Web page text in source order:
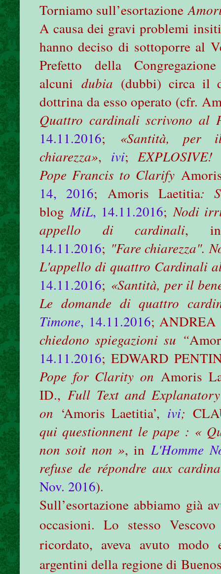
Torniamo sull’esortazione
A causa dei gravi problemi
hanno deciso di sottoporre al
Prefetto della
alcuni dubia (dubbi) circa il
dottrina da esso operato (cfr.
Quattro cardinali scrivono al
14.11.2016;
«Santità, per
chiarezza», ivi;
Pope Francis to Clarify
14, 2016; Amoris Laetitia:
blog MiL, 14.11.2016; Nodi
appello di cardinali, in
14.11.2016; "Fare chiarezza".
L'appello di quattro Cardinali
14.11.2016; «Santità, per il
Le domande di quattro
Timone, 14.11.2016;
chiedono spiegazioni su “
14.11.2016; EDWARD
Pope for Clarity on Amoris
ID., Full Text and
on ‘Amoris Laetitia’, ivi;
qui questionnent le pape : «
non soit non », in L'Homme
refuse de répondre aux
Nov. 2016).
Sull’esortazione abbiamo già
occasioni. Lo stesso
ricordato, aveva avuto
argentini della regione di